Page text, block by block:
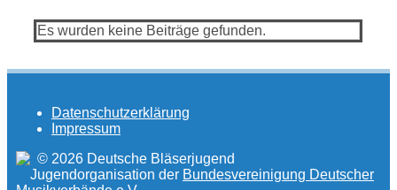
Es wurden keine Beiträge gefunden.
Datenschutzerklärung
Impressum
© 2026 Deutsche Bläserjugend
Jugendorganisation der Bundesvereinigung Deutscher